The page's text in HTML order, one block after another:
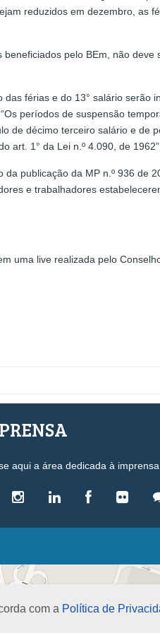
reduzidos em dezembro, as
pelo BEm, não
férias e do 13° salário serão
períodos de suspensão
de décimo terceiro salário e de
art. 1° da Lei n.º 4.090, de
publicação da MP n.º 936 de
e trabalhadores
uma live realizada pelo
com a Política de
aqui a área dedicada à
LEGISLAÇÃO
Leis
Decretos-Lei